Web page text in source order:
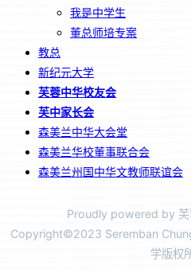
我是中学生
董总师培专案
教总
新纪元大学
芙蓉中华校友会
芙中家长会
森美兰中华大会堂
森美兰华校董事联合会
森美兰州国中华文教师联谊会
Proudly powered by 芙
Copyright©2023 Seremban
学版权